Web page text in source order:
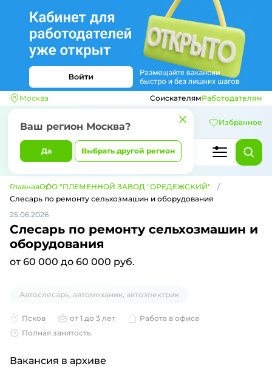
Москва
Ваш регион Москва?
Да Выбрать другой регион
СоискателямРаботодателям
Избранное
ГлавнаяООО "ПЛЕМЕННОЙ ЗАВОД "ОРЕДЕЖСКИЙ"
Слесарь по ремонту сельхозмашин и оборудования
25.06.2026
Слесарь по ремонту сельхозмашин и
оборудования
от 60 000 до 60 000 руб.
Автослесарь, автомеханик, автоэлектрик
Псков от 1 до 3 лет
Работа в офисе
Полная занятость
Вакансия в архиве